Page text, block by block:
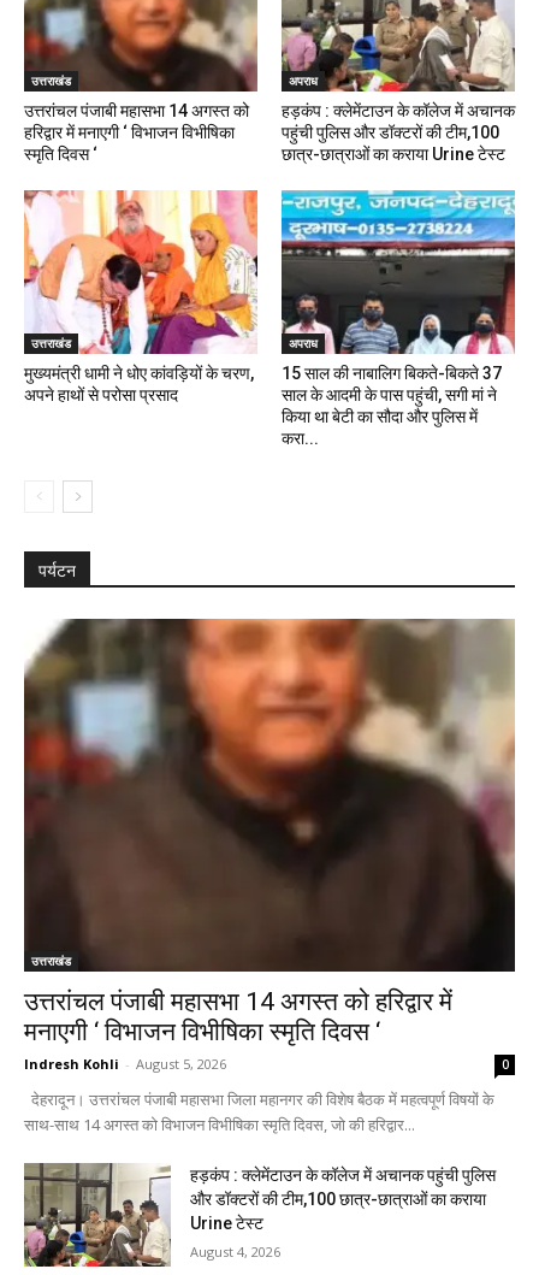
उत्तराखंड
उत्तरांचल पंजाबी महासभा 14 अगस्त को
हरिद्वार में मनाएगी ‘ विभाजन विभीषिका
स्मृति दिवस ‘
अपराध
हड़कंप : क्लेमेंटाउन के कॉलेज में अचानक
पहुंची पुलिस और डॉक्टरों की टीम,100
छात्र-छात्राओं का कराया Urine टेस्ट
उत्तराखंड
मुख्यमंत्री धामी ने धोए कांवड़ियों के चरण,
अपने हाथों से परोसा प्रसाद
अपराध
15 साल की नाबालिग बिकते-बिकते 37
साल के आदमी के पास पहुंची, सगी मां ने
किया था बेटी का सौदा और पुलिस में
करा...
पर्यटन
उत्तराखंड
उत्तरांचल पंजाबी महासभा 14 अगस्त को हरिद्वार में
मनाएगी ‘ विभाजन विभीषिका स्मृति दिवस ‘
Indresh Kohli - August 5, 2026 0
देहरादून। उत्तरांचल पंजाबी महासभा जिला महानगर की विशेष बैठक में महत्वपूर्ण विषयों के
साथ-साथ 14 अगस्त को विभाजन विभीषिका स्मृति दिवस, जो की हरिद्वार...
हड़कंप : क्लेमेंटाउन के कॉलेज में अचानक पहुंची पुलिस
और डॉक्टरों की टीम,100 छात्र-छात्राओं का कराया
Urine टेस्ट
August 4, 2026